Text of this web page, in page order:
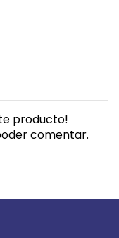
producto!
comentar.